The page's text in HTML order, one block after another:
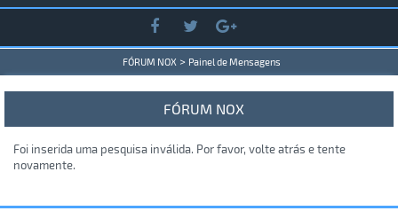
FÓRUM NOX > Painel de Mensagens
FÓRUM NOX
Foi inserida uma pesquisa inválida. Por favor, volte atrás e tente
novamente.